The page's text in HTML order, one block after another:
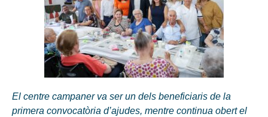
El centre campaner va ser un dels beneficiaris de la
primera convocatòria d’ajudes, mentre continua obert el